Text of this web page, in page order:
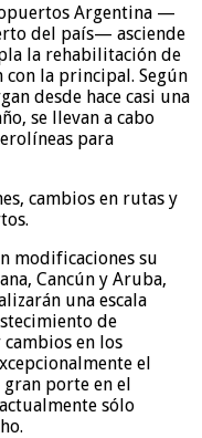
Argentina —
del país— asciende
la rehabilitación de
con la principal. Según
desde hace casi una
se llevan a cabo
para
cambios en rutas y
modificaciones su
Cancún y Aruba,
una escala
de
en los
el
porte en el
sólo